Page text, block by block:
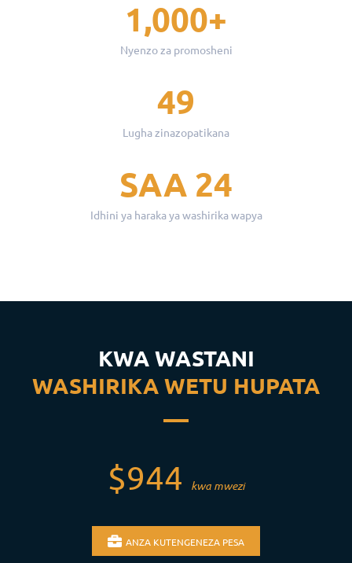
1,000+
Nyenzo za promosheni
49
Lugha zinazopatikana
SAA 24
Idhini ya haraka ya washirika wapya
KWA WASTANI
WASHIRIKA WETU HUPATA
$944 kwa mwezi
ANZA KUTENGENEZA PESA